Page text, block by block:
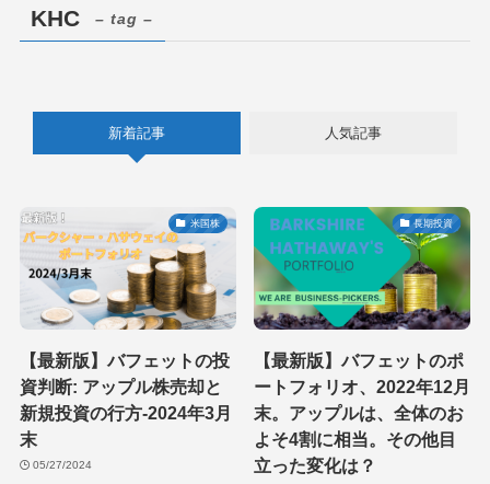
KHC – tag –
新着記事 人気記事
米国株
【最新版】バフェットの投
資判断: アップル株売却と
新規投資の行方-2024年3月
末
05/27/2024
長期投資
【最新版】バフェットのポ
ートフォリオ、2022年12月
末。アップルは、全体のお
よそ4割に相当。その他目
立った変化は？